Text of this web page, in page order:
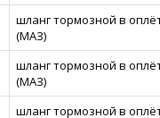
шланг тормозной в
(МАЗ)
шланг тормозной в
(МАЗ)
шланг тормозной в